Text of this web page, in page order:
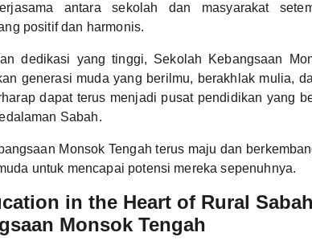
antara sekolah dan masyarakat
positif dan harmonis.
dedikasi yang tinggi, Sekolah Kebangsaan
generasi muda yang berilmu, berakhlak mulia,
dapat terus menjadi pusat pendidikan yang
Sabah.
Monsok Tengah terus maju dan
untuk mencapai potensi mereka sepenuhnya.
in the Heart of Rural
Monsok Tengah